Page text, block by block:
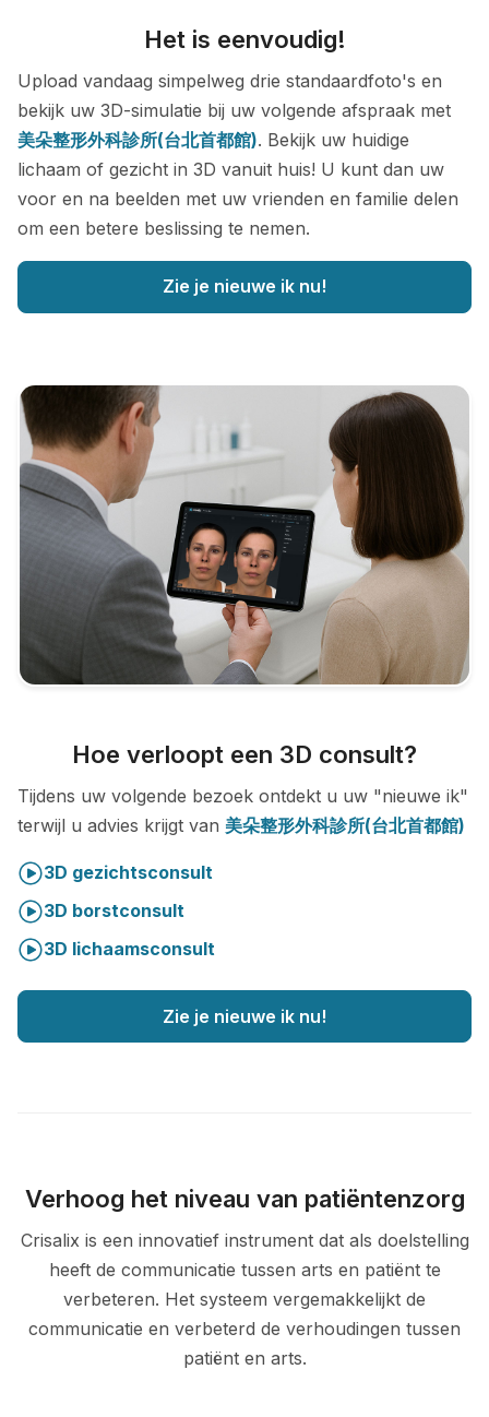
Het is eenvoudig!
Upload vandaag simpelweg drie standaardfoto's en
bekijk uw 3D-simulatie bij uw volgende afspraak met
美朵整形外科診所(台北首都館). Bekijk uw huidige
lichaam of gezicht in 3D vanuit huis! U kunt dan uw
voor en na beelden met uw vrienden en familie delen
om een betere beslissing te nemen.
Zie je nieuwe ik nu!
Hoe verloopt een 3D consult?
Tijdens uw volgende bezoek ontdekt u uw "nieuwe ik"
terwijl u advies krijgt van 美朵整形外科診所(台北首都館)
3D gezichtsconsult
3D borstconsult
3D lichaamsconsult
Zie je nieuwe ik nu!
Verhoog het niveau van patiëntenzorg
Crisalix is een innovatief instrument dat als doelstelling
heeft de communicatie tussen arts en patiënt te
verbeteren. Het systeem vergemakkelijkt de
communicatie en verbeterd de verhoudingen tussen
patiënt en arts.